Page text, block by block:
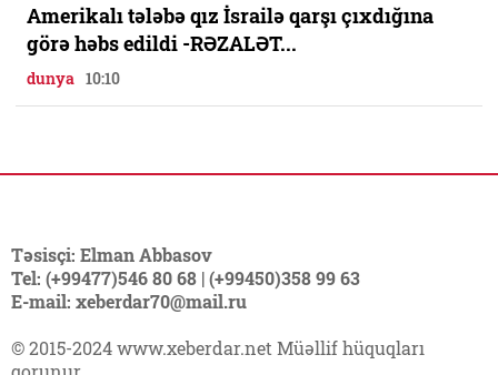
Amerikalı tələbə qız İsrailə qarşı çıxdığına
görə həbs edildi -RƏZALƏT...
dunya 10:10
Təsisçi: Elman Abbasov
Tel: (+99477)546 80 68 | (+99450)358 99 63
E-mail: xeberdar70@mail.ru
© 2015-2024 www.xeberdar.net Müəllif hüquqları